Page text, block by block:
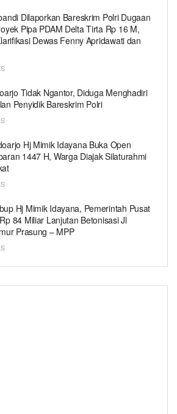
Dilaporkan Bareskrim Polri Dugaan
Pipa PDAM Delta Tirta Rp 16 M,
Dewas Fenny Apridawati dan
Tidak Ngantor, Diduga Menghadiri
Penyidik Bareskrim Polri
Hj Mimik Idayana Buka Open
1447 H, Warga Diajak Silaturahmi
Hj Mimik Idayana, Pemerintah Pusat
84 Miliar Lanjutan Betonisasi Jl
Prasung – MPP